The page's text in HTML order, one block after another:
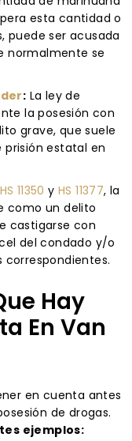
esta cantidad o
puede ser acusada
normalmente se
: La ley de
la posesión con
grave, que suele
prisión estatal en
HS 11350 yHS 11377, la
como un delito
castigarse con
del condado y/o
correspondientes.
Hay
En Van
en cuenta antes
de drogas.
ejemplos: